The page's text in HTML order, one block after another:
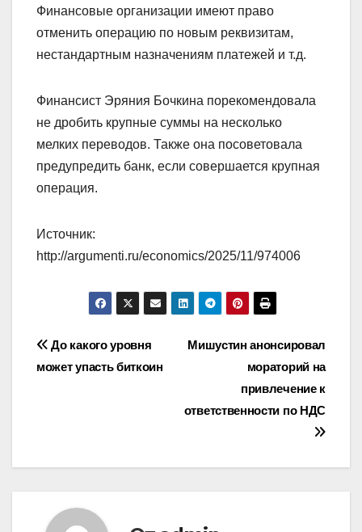
Финансовые организации имеют право
отменить операцию по новым реквизитам,
нестандартным назначениям платежей и т.д.
Финансист Эряния Бочкина порекомендовала
не дробить крупные суммы на несколько
мелких переводов. Также она посоветовала
предупредить банк, если совершается крупная
операция.
Источник:
http://argumenti.ru/economics/2025/11/974006
Навигация
Мишустин анонсировал
мораторий на
привлечение к
ответственности по НДС
До какого уровня
может упасть биткоин